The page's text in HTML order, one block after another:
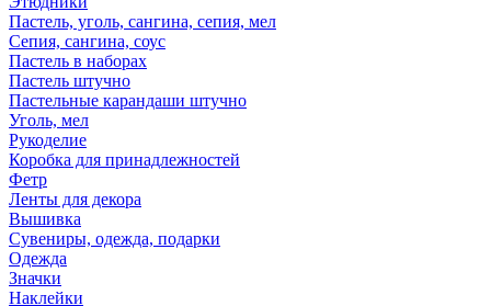
Пастель, уголь, сангина, сепия, мел
Сепия, сангина, соус
Пастель в наборах
Пастель штучно
Пастельные карандаши штучно
Уголь, мел
Рукоделие
Коробка для принадлежностей
Фетр
Ленты для декора
Вышивка
Сувениры, одежда, подарки
Одежда
Значки
Наклейки